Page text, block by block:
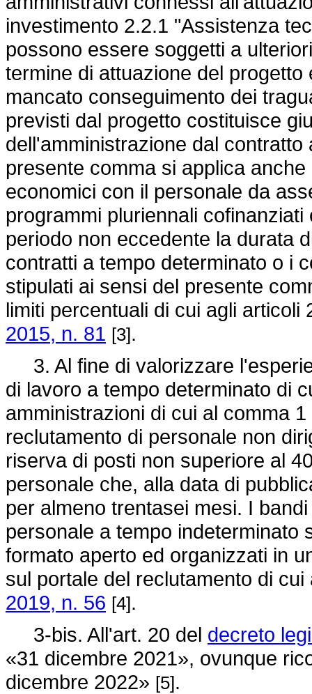
investimento 2.2.1 "Assistenza
possono essere soggetti a
termine di attuazione del
mancato conseguimento dei
previsti dal progetto costituisce
dell'amministrazione dal
presente comma si applica
economici con il personale da
programmi pluriennali
periodo non eccedente la durata
contratti a tempo determinato o i
stipulati ai sensi del presente
limiti percentuali di cui agli articoli
2015, n. 81 [3].
3. Al fine di valorizzare
di lavoro a tempo determinato di
amministrazioni di cui al comma
reclutamento di personale non
riserva di posti non superiore al
personale che, alla data di
per almeno trentasei mesi. I
personale a tempo indeterminato
formato aperto ed organizzati in
sul portale del reclutamento di
2019, n. 56 [4].
3-bis. All'art. 20 del decreto
«31 dicembre 2021», ovunque
dicembre 2022» [5].